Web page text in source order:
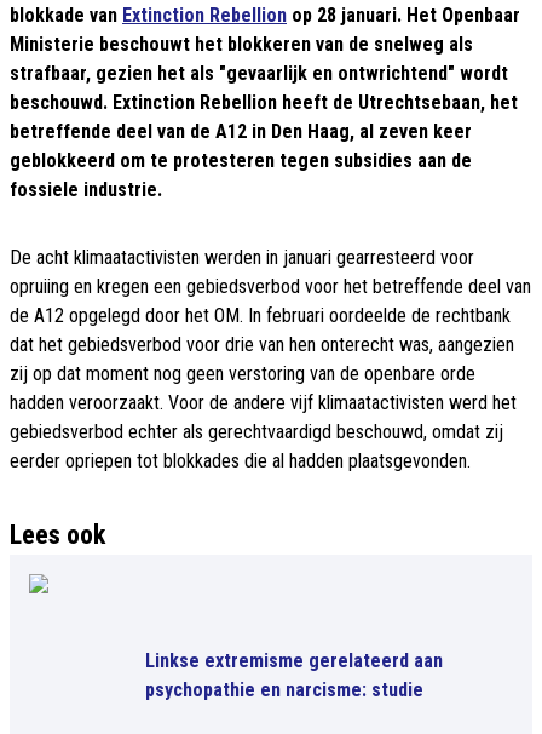
blokkade van Extinction Rebellion op 28 januari. Het Openbaar
Ministerie beschouwt het blokkeren van de snelweg als
strafbaar, gezien het als "gevaarlijk en ontwrichtend" wordt
beschouwd. Extinction Rebellion heeft de Utrechtsebaan, het
betreffende deel van de A12 in Den Haag, al zeven keer
geblokkeerd om te protesteren tegen subsidies aan de
fossiele industrie.
De acht klimaatactivisten werden in januari gearresteerd voor
opruiing en kregen een gebiedsverbod voor het betreffende deel van
de A12 opgelegd door het OM. In februari oordeelde de rechtbank
dat het gebiedsverbod voor drie van hen onterecht was, aangezien
zij op dat moment nog geen verstoring van de openbare orde
hadden veroorzaakt. Voor de andere vijf klimaatactivisten werd het
gebiedsverbod echter als gerechtvaardigd beschouwd, omdat zij
eerder opriepen tot blokkades die al hadden plaatsgevonden.
Lees ook
Linkse extremisme gerelateerd aan
psychopathie en narcisme: studie